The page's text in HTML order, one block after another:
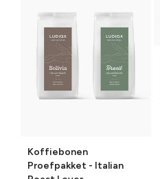
Koffiebonen
Proefpakket - Italian